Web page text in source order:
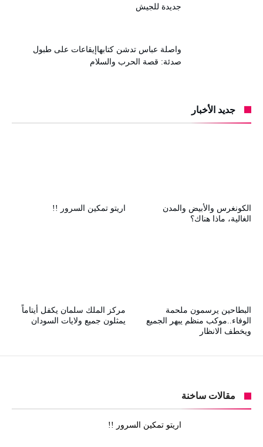
جديدة للجيش
واصلة عباس تدشن كتابهاإيقاعات على طبول
صدئة: قصة الحرب والسلام
جديد الأخبار
اريتو تمكين السرور !!
الكونغرس والأبيض والمدن
الغالية، ماذا هناك؟
مركز الملك سلمان يكفل أيتاماً
يمثلون جميع ولايات السودان
البطاحين يرسمون ملحمة
الوفاء..موكب منظم يبهر الجميع
ويخطف الانظار
مقالات ساخنة
اريتو تمكين السرور !!